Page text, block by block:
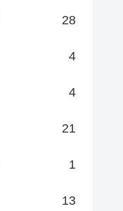
28
4
4
21
1
13